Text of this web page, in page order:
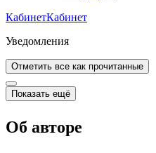
КабинетКабинет
Уведомления
Отметить все как прочитанные
Показать ещё
Об авторе